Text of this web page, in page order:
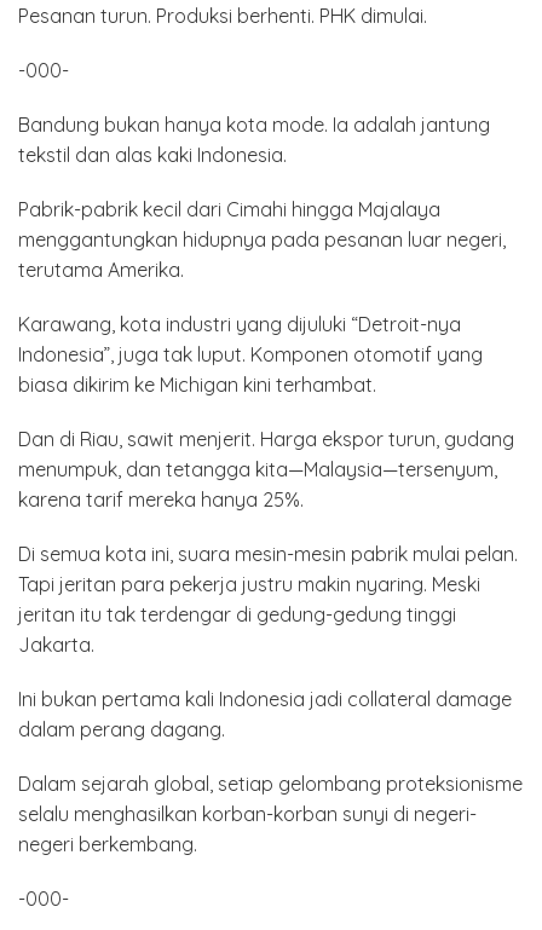
Pesanan turun. Produksi berhenti. PHK dimulai.
-000-
Bandung bukan hanya kota mode. Ia adalah jantung
tekstil dan alas kaki Indonesia.
Pabrik-pabrik kecil dari Cimahi hingga Majalaya
menggantungkan hidupnya pada pesanan luar negeri,
terutama Amerika.
Karawang, kota industri yang dijuluki “Detroit-nya
Indonesia”, juga tak luput. Komponen otomotif yang
biasa dikirim ke Michigan kini terhambat.
Dan di Riau, sawit menjerit. Harga ekspor turun, gudang
menumpuk, dan tetangga kita—Malaysia—tersenyum,
karena tarif mereka hanya 25%.
Di semua kota ini, suara mesin-mesin pabrik mulai pelan.
Tapi jeritan para pekerja justru makin nyaring. Meski
jeritan itu tak terdengar di gedung-gedung tinggi
Jakarta.
Ini bukan pertama kali Indonesia jadi collateral damage
dalam perang dagang.
Dalam sejarah global, setiap gelombang proteksionisme
selalu menghasilkan korban-korban sunyi di negeri-
negeri berkembang.
-000-